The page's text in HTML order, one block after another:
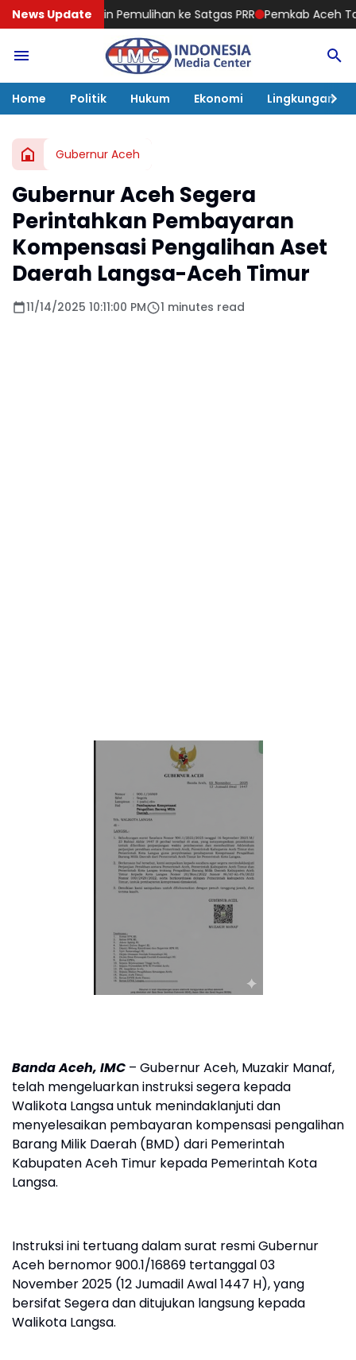
News Update
Pemulihan ke Satgas PRR Pemkab Aceh Tamiang Terima
Home Politik Hukum Ekonomi Lingkungan
Gubernur Aceh
Gubernur Aceh Segera
Perintahkan Pembayaran
Kompensasi Pengalihan Aset
Daerah Langsa-Aceh Timur
11/14/2025 10:11:00 PM 1 minutes read
Banda Aceh, IMC – Gubernur Aceh, Muzakir Manaf,
telah mengeluarkan instruksi segera kepada
Walikota Langsa untuk menindaklanjuti dan
menyelesaikan pembayaran kompensasi pengalihan
Barang Milik Daerah (BMD) dari Pemerintah
Kabupaten Aceh Timur kepada Pemerintah Kota
Langsa.
Instruksi ini tertuang dalam surat resmi Gubernur
Aceh bernomor 900.1/16869 tertanggal 03
November 2025 (12 Jumadil Awal 1447 H), yang
bersifat Segera dan ditujukan langsung kepada
Walikota Langsa.